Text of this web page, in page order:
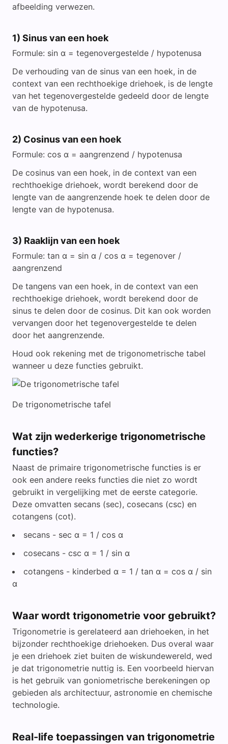
afbeelding verwezen.
1) Sinus van een hoek
Formule: sin α = tegenovergestelde / hypotenusa
De verhouding van de sinus van een hoek, in de
context van een rechthoekige driehoek, is de lengte
van het tegenovergestelde gedeeld door de lengte
van de hypotenusa.
2) Cosinus van een hoek
Formule: cos α = aangrenzend / hypotenusa
De cosinus van een hoek, in de context van een
rechthoekige driehoek, wordt berekend door de
lengte van de aangrenzende hoek te delen door de
lengte van de hypotenusa.
3) Raaklijn van een hoek
Formule: tan α = sin α / cos α = tegenover /
aangrenzend
De tangens van een hoek, in de context van een
rechthoekige driehoek, wordt berekend door de
sinus te delen door de cosinus. Dit kan ook worden
vervangen door het tegenovergestelde te delen
door het aangrenzende.
Houd ook rekening met de trigonometrische tabel
wanneer u deze functies gebruikt.
De trigonometrische tafel
Wat zijn wederkerige trigonometrische
functies?
Naast de primaire trigonometrische functies is er
ook een andere reeks functies die niet zo wordt
gebruikt in vergelijking met de eerste categorie.
Deze omvatten secans (sec), cosecans (csc) en
cotangens (cot).
secans - sec α = 1 / cos α
cosecans - csc α = 1 / sin α
cotangens - kinderbed α = 1 / tan α = cos α / sin
α
Waar wordt trigonometrie voor gebruikt?
Trigonometrie is gerelateerd aan driehoeken, in het
bijzonder rechthoekige driehoeken. Dus overal waar
je een driehoek ziet buiten de wiskundewereld, wed
je dat trigonometrie nuttig is. Een voorbeeld hiervan
is het gebruik van goniometrische berekeningen op
gebieden als architectuur, astronomie en chemische
technologie.
Real-life toepassingen van trigonometrie